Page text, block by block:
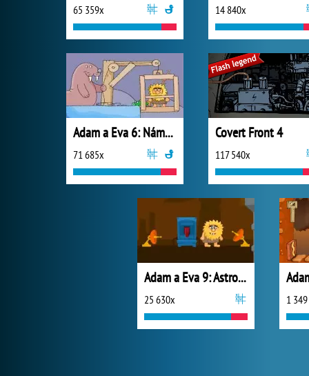
65 359x 14 840x
Adam a Eva 6: Náměsíčnost
71 685x
Covert Front 4
117 540x
Adam a Eva 9: Astronaut
25 630x 1